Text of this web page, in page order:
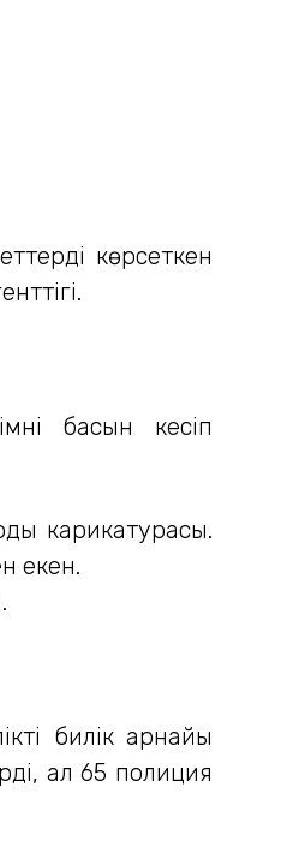
көрсеткен
басын кесіп
карикатурасы.
екен.
билік арнайы
ал 65 полиция